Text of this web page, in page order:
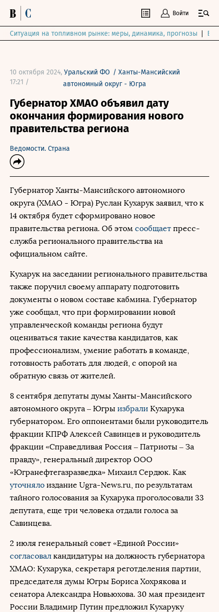
Войти
Ситуация на топливном рынке: меры, динамика, прогнозы
10 октября 2024,
17:21 /
Уральский ФО / Ханты-Мансийский
автономный округ - Югра
Губернатор ХМАО объявил дату
окончания формирования нового
правительства региона
Ведомости. Страна
Губернатор Ханты-Мансийского автономного
округа (ХМАО - Югра) Руслан Кухарук заявил, что к
14 октября будет сформировано новое
правительства региона. Об этом сообщает пресс-
служба регионального правительства на
официальном сайте.
Кухарук на заседании регионального правительства
также поручил своему аппарату подготовить
документы о новом составе кабмина. Губернатор
уже сообщал, что при формировании новой
управленческой команды региона будут
оцениваться такие качества кандидатов, как
профессионализм, умение работать в команде,
готовность работать для людей, с опорой на
обратную связь от жителей.
8 сентября депутаты думы Ханты-Мансийского
автономного округа – Югры избрали Кухарука
губернатором. Его оппонентами были руководитель
фракции КПРФ Алексей Савинцев и руководитель
фракции «Справедливая Россия – Патриоты – За
правду», генеральный директор ООО
«Югранефтегазразведка» Михаил Сердюк. Как
уточняло издание Ugra-News.ru, по результатам
тайного голосования за Кухарука проголосовали 33
депутата, еще три человека отдали голоса за
Савинцева.
2 июля генеральный совет «Единой России»
согласовал кандидатуры на должность губернатора
ХМАО: Кухарука, секретаря реготделения партии,
председателя думы Югры Бориса Хохрякова и
сенатора Александра Новьюхова. 30 мая президент
России Владимир Путин предложил Кухаруку